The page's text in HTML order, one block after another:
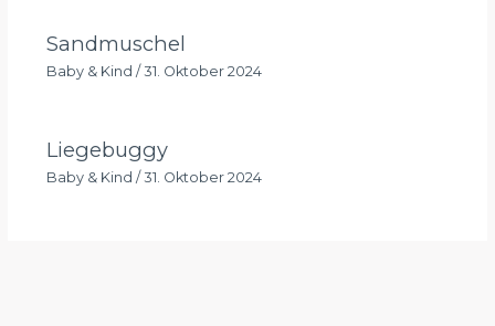
Sandmuschel
Baby & Kind / 31. Oktober 2024
Liegebuggy
Baby & Kind / 31. Oktober 2024